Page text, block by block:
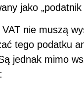
jako „podatnik
nie muszą
tego podatku
jednak mimo